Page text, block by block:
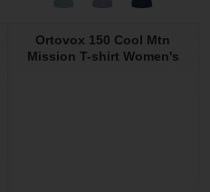
Ortovox 150 Cool Mtn
Mission T-shirt Women's